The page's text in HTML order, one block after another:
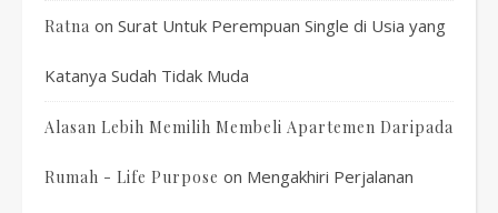
Ratna on Surat Untuk Perempuan Single di Usia yang
Katanya Sudah Tidak Muda
Alasan Lebih Memilih Membeli Apartemen Daripada
Rumah - Life Purpose on Mengakhiri Perjalanan